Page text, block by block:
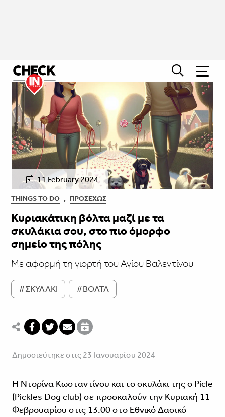
11 February 2024
THINGS TO DO , ΠΡΟΣΕΧΏΣ
Κυριακάτικη βόλτα μαζί με τα
σκυλάκια σου, στο πιο όμορφο
σημείο της πόλης
Με αφορμή τη γιορτή του Αγίου Βαλεντίνου
#ΣΚΥΛΑΚΙ #ΒΟΛΤΑ
Δημοσιεύτηκε στις 23 Ιανουαρίου 2024
Η Ντορίνα Κωσταντίνου και το σκυλάκι της ο Picle
(Pickles Dog club) σε προσκαλούν την Κυριακή 11
Φεβρουαρίου στις 13.00 στο Εθνικό Δασικό